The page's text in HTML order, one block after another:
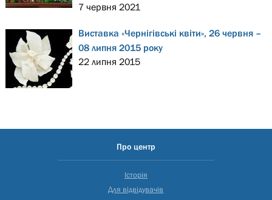
7 червня 2021
Виставка «Чернігівські квіти», 26 червня –
08 липня 2015 року
22 липня 2015
Про центр
Історія
Для відвідувачів